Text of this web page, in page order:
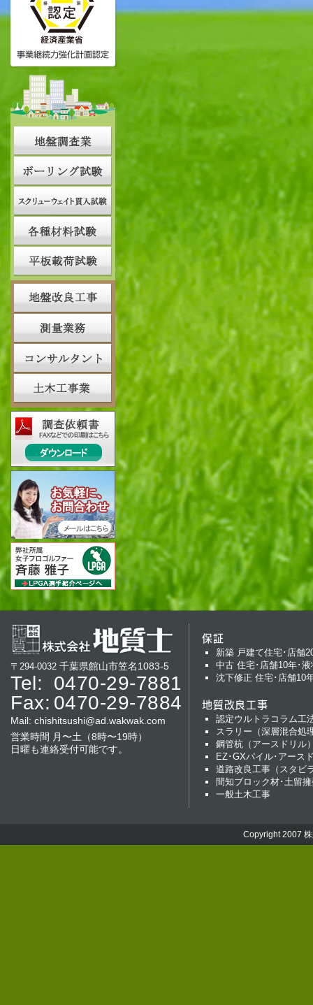
〒294-0032 千葉県館山市笠名1083-5
Tel:
0470-29-7881
Fax: 0470-29-7884
Mail: chishitsushi@ad.wakwak.com
営業時間 月〜土（8時〜19時）
日曜も連絡受付可能です。
保証
新築 戸建て住宅･店舗
中古 住宅･店舗10年･液
沈下修正 住宅･店舗10
地質改良工事
認定ウルトラコラム工
スラリー（深層混合処
鋼管杭（アースドリル
EZ･GXパイル･アース
道路改良工事（スタビ
間知ブロック材･土留
一般土木工事
Copyright 2007